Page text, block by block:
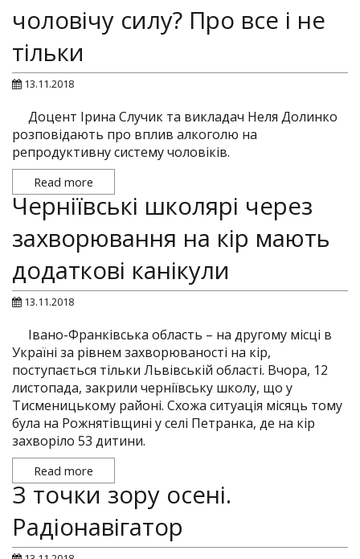
чоловічу силу? Про все і не
тільки
13.11.2018
Доцент Ірина Случик та викладач Неля Долинко
розповідають про вплив алкоголю на
репродуктивну систему чоловіків.
Read more
Черніївські школярі через
захворювання на кір мають
додаткові канікули
13.11.2018
Івано-Франківська область – на другому місці в
Україні за рівнем захворюваності на кір,
поступається тільки Львівській області. Вчора, 12
листопада, закрили черніївську школу, що у
Тисменицькому районі. Схожа ситуація місяць тому
була на Рожнятівщині у селі Петранка, де на кір
захворіло 53 дитини.
Read more
З точки зору осені.
Радіонавігатор